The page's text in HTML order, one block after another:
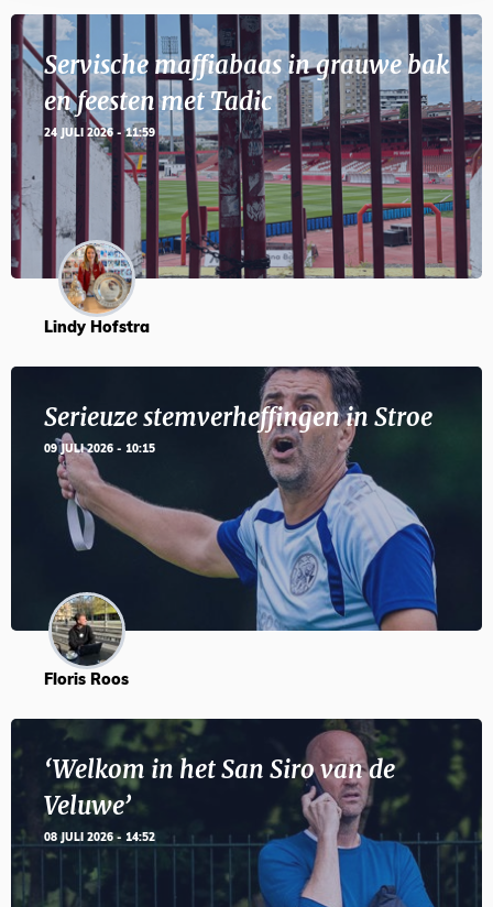
Servische maffiabaas in grauwe bak
en feesten met Tadic
24 JULI 2026 - 11:59
Lindy Hofstra
Serieuze stemverheffingen in Stroe
09 JULI 2026 - 10:15
Floris Roos
‘Welkom in het San Siro van de
Veluwe’
08 JULI 2026 - 14:52